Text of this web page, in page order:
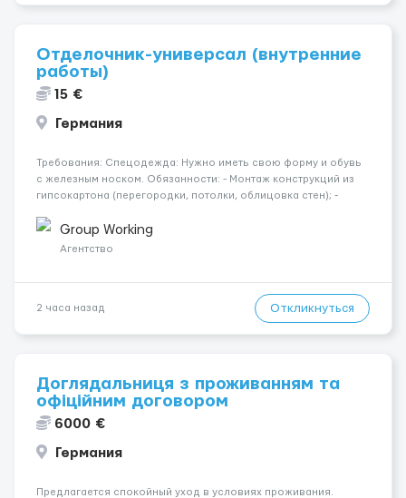
Отделочник-универсал (внутренние
работы)
15 €
Германия
Требования: Спецодежда: Нужно иметь свою форму и обувь
с железным носком. Обязанности: - Монтаж конструкций из
гипсокартона (перегородки, потолки, облицовка стен); -
малярных работ (шпатлевка, грунтовка, покраска); -
Штукатурные работы ...
Group Working
Агентство
2 часа назад Откликнуться
Доглядальниця з проживанням та
офіційним договором
6000 €
Германия
Предлагается спокойный уход в условиях проживания.